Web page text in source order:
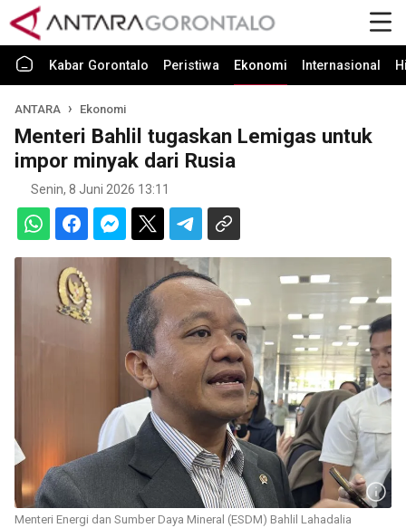
Kabar Gorontalo Peristiwa Ekonomi Internasional
ANTARA Ekonomi
Menteri Bahlil tugaskan Lemigas untuk
impor minyak dari Rusia
Senin, 8 Juni 2026 13:11
Menteri Energi dan Sumber Daya Mineral (ESDM) Bahlil Lahadalia